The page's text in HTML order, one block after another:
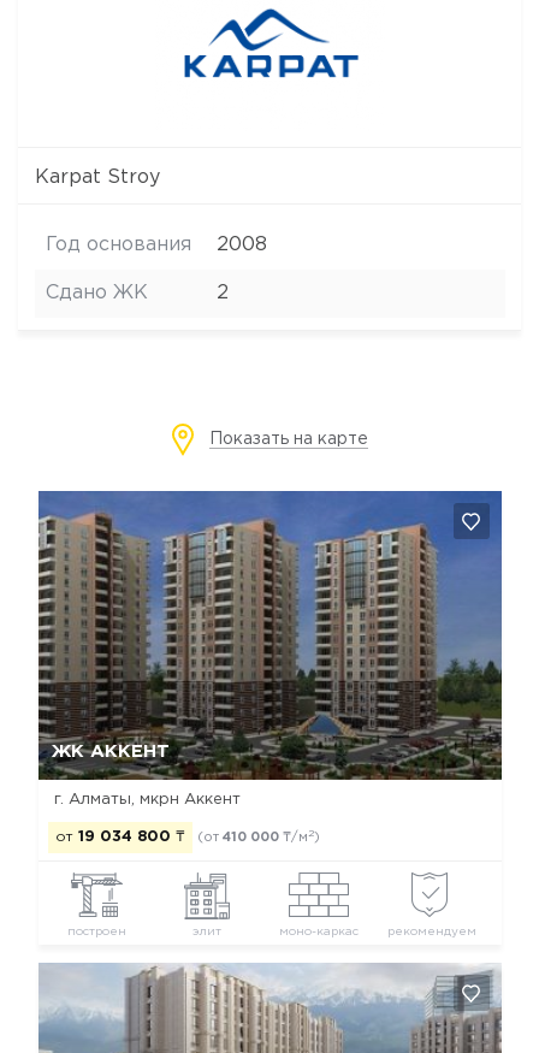
Karpat Stroy
Год основания 2008
Сдано ЖК 2
Показать на карте
ЖК АККЕНТ
г. Алматы, мкрн Аккент
от 19 034 800 ₸ (от 410 000 ₸/м 2)
построен элит моно-каркас рекомендуем
Да, удалить Отмена